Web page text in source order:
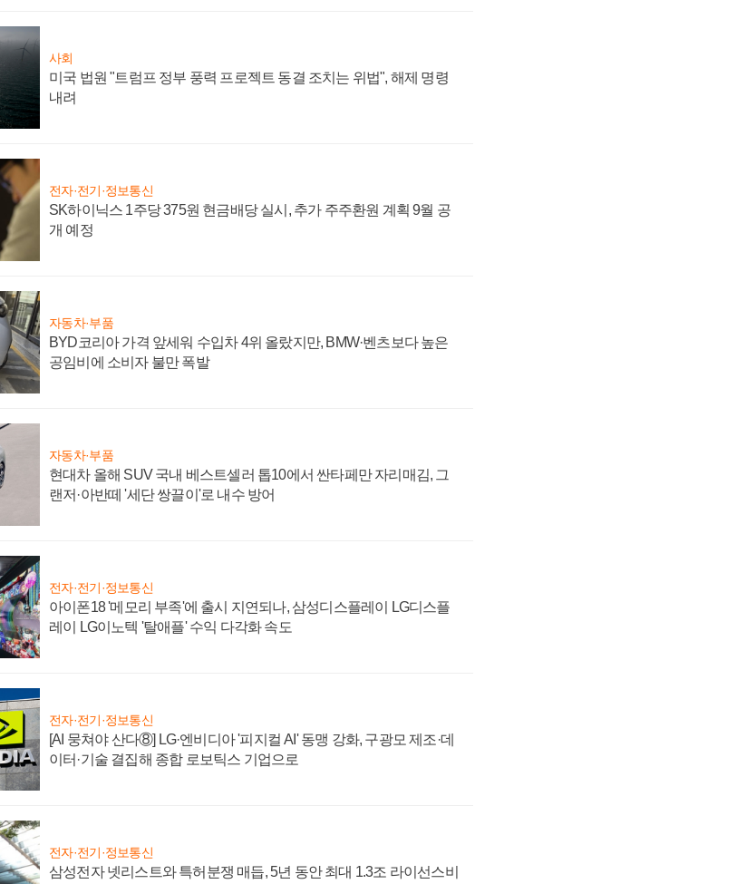
사회
미국 법원 "트럼프 정부 풍력 프로젝트 동결 조치는 위법", 해제 명령
내려
전자·전기·정보통신
SK하이닉스 1주당 375원 현금배당 실시, 추가 주주환원 계획 9월 공
개 예정
자동차·부품
BYD코리아 가격 앞세워 수입차 4위 올랐지만, BMW·벤츠보다 높은
공임비에 소비자 불만 폭발
자동차·부품
현대차 올해 SUV 국내 베스트셀러 톱10에서 싼타페만 자리매김, 그
랜저·아반떼 '세단 쌍끌이'로 내수 방어
전자·전기·정보통신
아이폰18 '메모리 부족'에 출시 지연되나, 삼성디스플레이 LG디스플
레이 LG이노텍 '탈애플' 수익 다각화 속도
전자·전기·정보통신
[AI 뭉쳐야 산다⑧] LG·엔비디아 '피지컬 AI' 동맹 강화, 구광모 제조·데
이터·기술 결집해 종합 로보틱스 기업으로
전자·전기·정보통신
삼성전자 넷리스트와 특허분쟁 매듭, 5년 동안 최대 1.3조 라이선스비